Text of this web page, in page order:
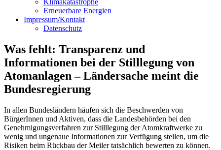
Klimakatastrophe
Erneuerbare Energien
Impressum/Kontakt
Datenschutz
Was fehlt: Transparenz und
Informationen bei der Stilllegung von
Atomanlagen – Ländersache meint die
Bundesregierung
In allen Bundesländern häufen sich die Beschwerden von
BürgerInnen und Aktiven, dass die Landesbehörden bei den
Genehmigungsverfahren zur Stilllegung der Atomkraftwerke zu
wenig und ungenaue Informationen zur Verfügung stellen, um die
Risiken beim Rückbau der Meiler tatsächlich bewerten zu können.